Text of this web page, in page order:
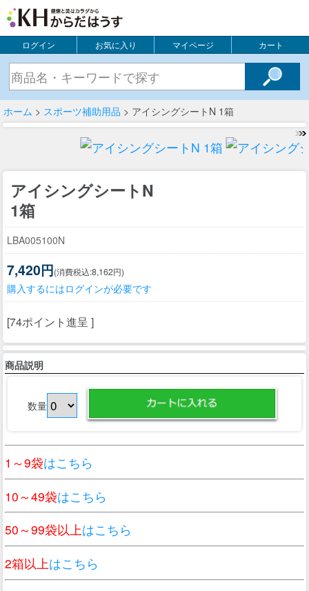
ログイン お気に入り マイページ カート
ホーム > スポーツ補助用品 > アイシングシートN 1箱
アイシングシートN
1箱
LBA005100N
7,420円(消費税込:8,162円)
購入するにはログインが必要です
[74ポイント進呈 ]
商品説明
数量
1～9袋はこちら
10～49袋はこちら
50～99袋以上はこちら
2箱以上はこちら